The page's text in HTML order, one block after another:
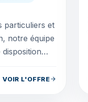
particuliers et
notre équipe
VOIR L'OFFRE